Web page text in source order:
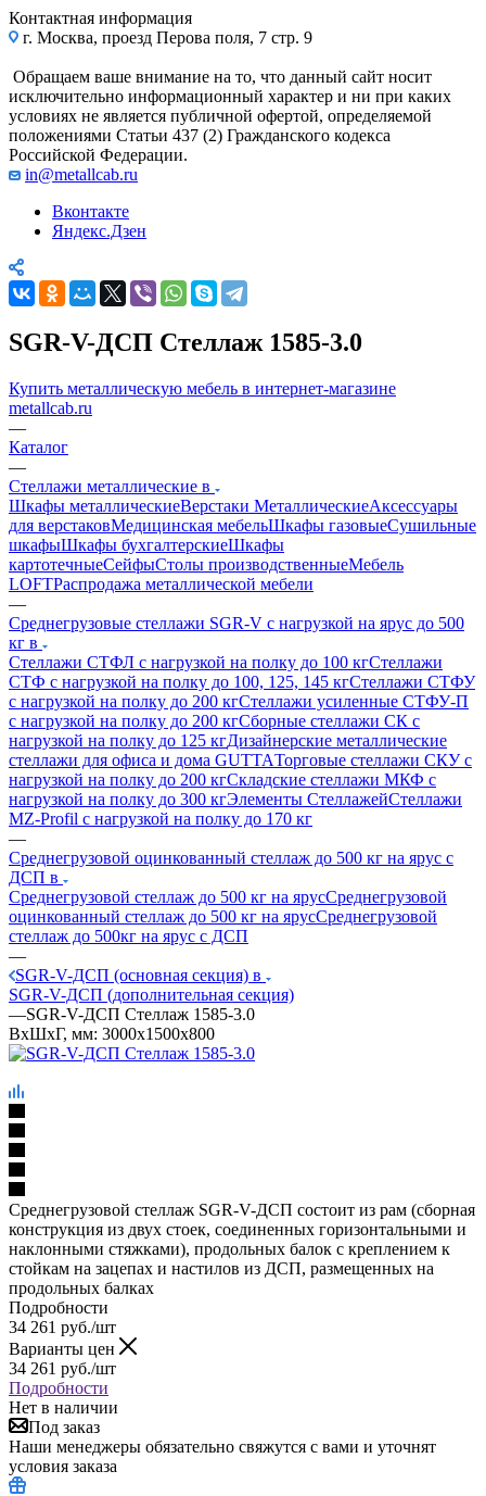
Контактная информация
г. Москва, проезд Перова поля, 7 стр. 9
Обращаем ваше внимание на то, что данный сайт носит
исключительно информационный характер и ни при каких
условиях не является публичной офертой, определяемой
положениями Статьи 437 (2) Гражданского кодекса
Российской Федерации.
in@metallcab.ru
Вконтакте
Яндекс.Дзен
SGR-V-ДСП Стеллаж 1585-3.0
Купить металлическую мебель в интернет-магазине
metallcab.ru
—
Каталог
—
Стеллажи металлические в
Шкафы металлическиеВерстаки МеталлическиеАксессуары
для верстаковМедицинская мебельШкафы газовыеСушильные
шкафыШкафы бухгалтерскиеШкафы
картотечныеСейфыСтолы производственныеМебель
LOFTРаспродажа металлической мебели
—
Среднегрузовые стеллажи SGR-V с нагрузкой на ярус до 500
кг в
Стеллажи СТФЛ с нагрузкой на полку до 100 кгСтеллажи
СТФ с нагрузкой на полку до 100, 125, 145 кгСтеллажи СТФУ
с нагрузкой на полку до 200 кгСтеллажи усиленные СТФУ-П
с нагрузкой на полку до 200 кгСборные стеллажи СК с
нагрузкой на полку до 125 кгДизайнерские металлические
стеллажи для офиса и дома GUTTAТорговые стеллажи СКУ с
нагрузкой на полку до 200 кгСкладские стеллажи МКФ с
нагрузкой на полку до 300 кгЭлементы СтеллажейСтеллажи
MZ-Profil с нагрузкой на полку до 170 кг
—
Среднегрузовой оцинкованный стеллаж до 500 кг на ярус с
ДСП в
Среднегрузовой стеллаж до 500 кг на ярусСреднегрузовой
оцинкованный стеллаж до 500 кг на ярусСреднегрузовой
стеллаж до 500кг на ярус с ДСП
—
SGR-V-ДСП (основная секция) в
SGR-V-ДСП (дополнительная секция)
—SGR-V-ДСП Стеллаж 1585-3.0
ВхШхГ, мм: 3000x1500x800
Среднегрузовой стеллаж SGR-V-ДСП состоит из рам (сборная
конструкция из двух стоек, соединенных горизонтальными и
наклонными стяжками), продольных балок с креплением к
стойкам на зацепах и настилов из ДСП, размещенных на
продольных балках
Подробности
34 261 руб./шт
Варианты цен
34 261 руб./шт
Подробности
Нет в наличии
Под заказ
Наши менеджеры обязательно свяжутся с вами и уточнят
условия заказа